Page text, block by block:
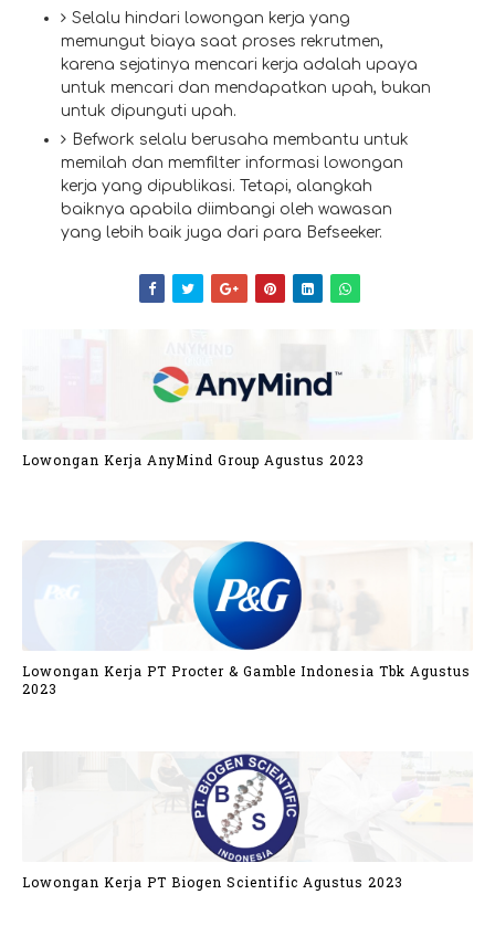
Selalu hindari lowongan kerja yang
memungut biaya saat proses rekrutmen,
karena sejatinya mencari kerja adalah upaya
untuk mencari dan mendapatkan upah, bukan
untuk dipunguti upah.
Befwork selalu berusaha membantu untuk
memilah dan memfilter informasi lowongan
kerja yang dipublikasi. Tetapi, alangkah
baiknya apabila diimbangi oleh wawasan
yang lebih baik juga dari para Befseeker.
Lowongan Kerja AnyMind Group Agustus 2023
Lowongan Kerja PT Procter & Gamble Indonesia Tbk Agustus
2023
Lowongan Kerja PT Biogen Scientific Agustus 2023